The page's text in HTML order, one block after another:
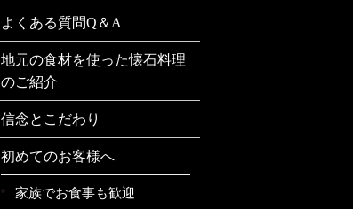
よくある質問Q＆A
地元の食材を使った懐石料理
のご紹介
信念とこだわり
初めてのお客様へ
家族でお食事も歓迎